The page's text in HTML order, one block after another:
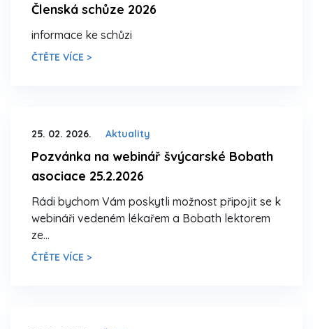
Členská schůze 2026
informace ke schůzi
ČTĚTE VÍCE >
25. 02. 2026. Aktuality
Pozvánka na webinář švýcarské Bobath
asociace 25.2.2026
Rádi bychom Vám poskytli možnost připojit se k
webináři vedeném lékařem a Bobath lektorem
ze…
ČTĚTE VÍCE >